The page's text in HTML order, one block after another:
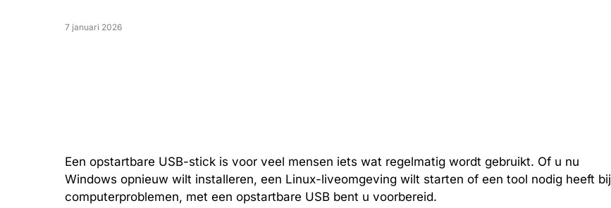
7 januari 2026
Een opstartbare USB-stick is voor veel mensen iets wat regelmatig wordt gebruikt. Of u nu
Windows opnieuw wilt installeren, een Linux-liveomgeving wilt starten of een tool nodig heeft bij
computerproblemen, met een opstartbare USB bent u voorbereid.